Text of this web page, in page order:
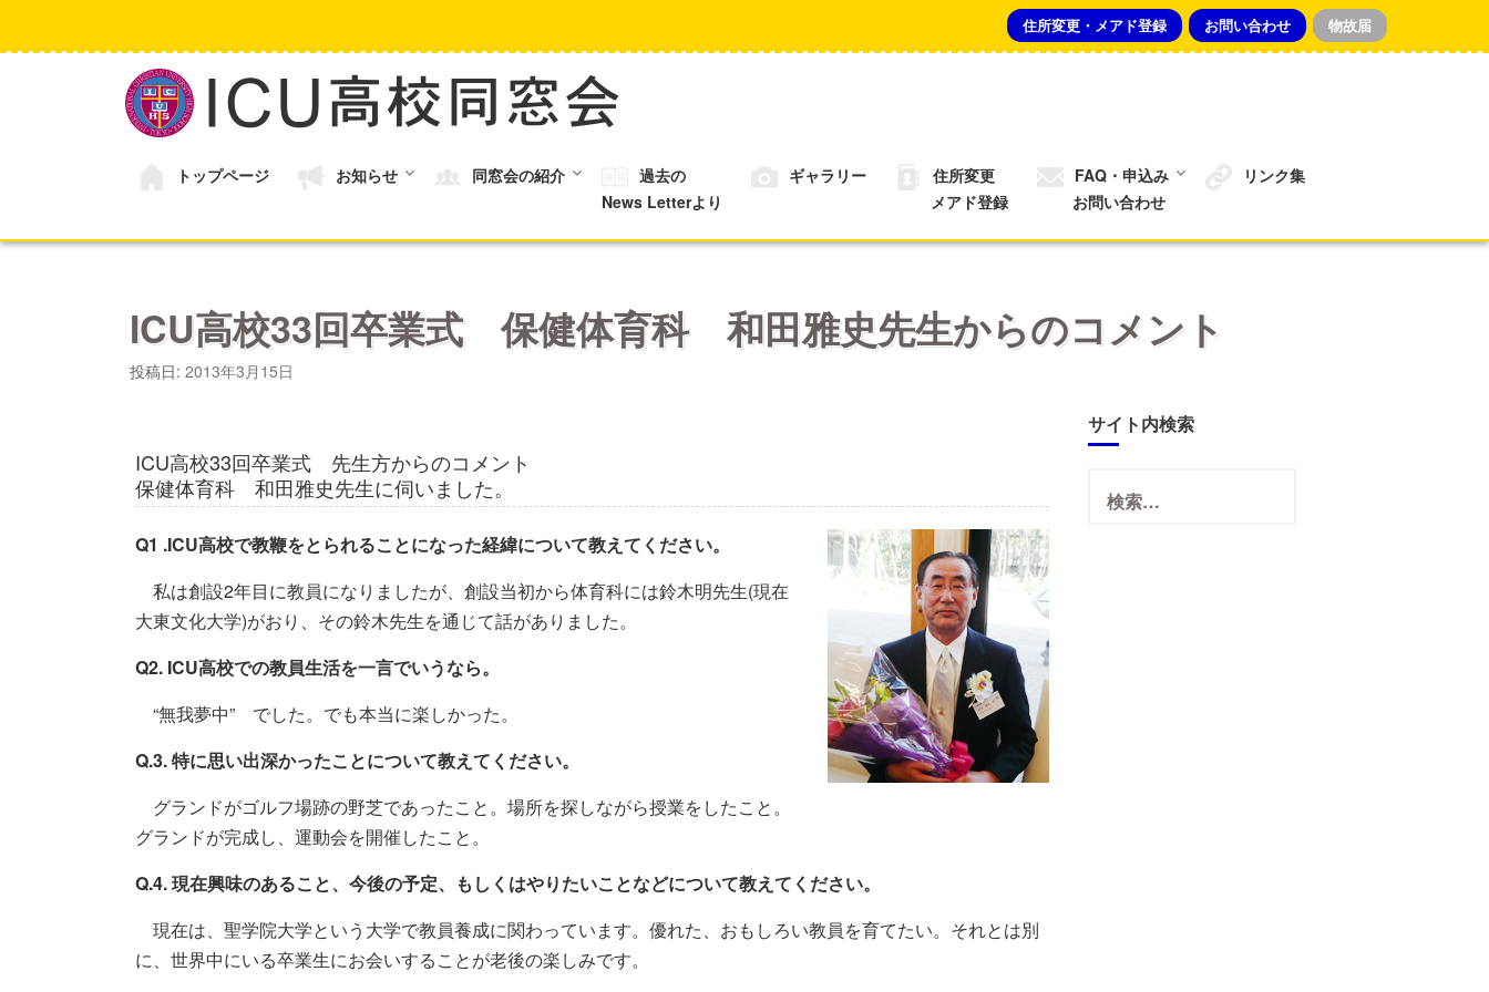
テ
住所変更・メアド登録 お問い合わせ 物故届
トップページ お知らせ 同窓会の紹介
過去の
News Letterより
ギャラリー
住所変更
メアド登録
FAQ・申込み
お問い合わせ
リンク集
ICU高校33回卒業式 保健体育科 和田雅史先生からのコメント
投稿日: 2013年3月15日
ICU高校33回卒業式 先生方からのコメント
保健体育科 和田雅史先生に伺いました。
Q1 .ICU高校で教鞭をとられることになった経緯について教えてください。
私は創設2年目に教員になりましたが、創設当初から体育科には鈴木明先生(現在
大東文化大学)がおり、その鈴木先生を通じて話がありました。
Q2. ICU高校での教員生活を一言でいうなら。
“無我夢中” でした。でも本当に楽しかった。
Q.3. 特に思い出深かったことについて教えてください。
グランドがゴルフ場跡の野芝であったこと。場所を探しながら授業をしたこと。
グランドが完成し、運動会を開催したこと。
Q.4. 現在興味のあること、今後の予定、もしくはやりたいことなどについて教えてください。
現在は、聖学院大学という大学で教員養成に関わっています。優れた、おもしろい教員を育てたい。それとは別
に、世界中にいる卒業生にお会いすることが老後の楽しみです。
サイト内検索
索: